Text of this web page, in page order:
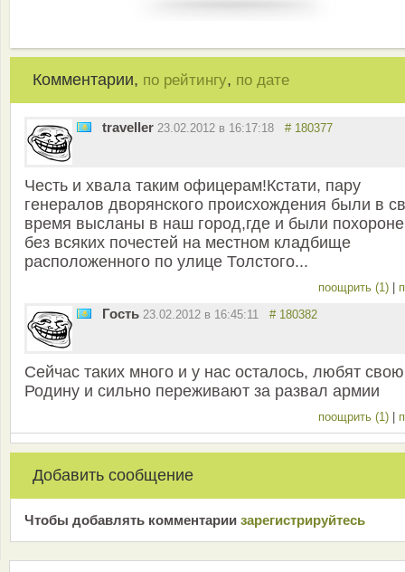
Комментарии, по рейтингу, по дате
traveller 23.02.2012 в 16:17:18 # 180377
Честь и хвала таким офицерам!Кстати, пару
генералов дворянского происхождения были в
время высланы в наш город,где и были
без всяких почестей на местном кладбище
расположенного по улице Толстого...
поощрить (1)
Гость 23.02.2012 в 16:45:11 # 180382
Сейчас таких много и у нас осталось, любят свою
Родину и сильно переживают за развал армии
поощрить (1)
Добавить сообщение
Чтобы добавлять комментарии зарeгиcтрирyйтeсь